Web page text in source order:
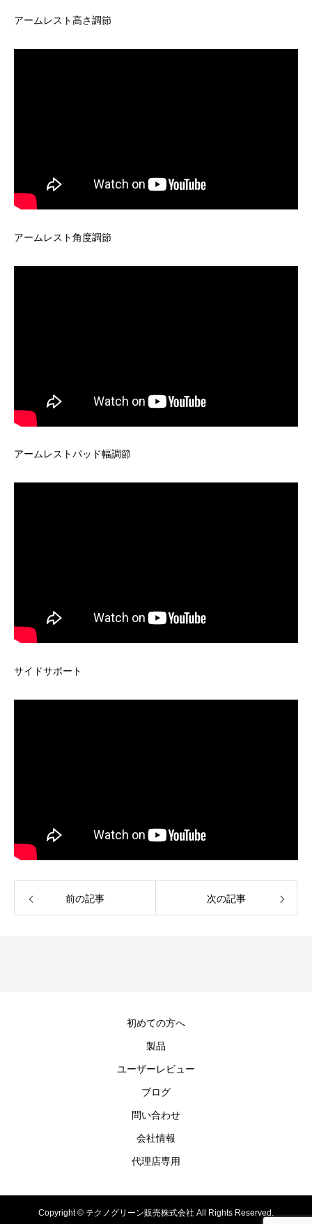
アームレスト高さ調節
アームレスト角度調節
アームレストパッド幅調節
サイドサポート
前の記事 次の記事
初めての方へ
製品
ユーザーレビュー
ブログ
問い合わせ
会社情報
代理店専用
Copyright © テクノグリーン販売株式会社 All Rights Reserved.